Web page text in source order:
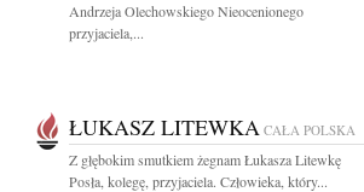
Andrzeja Olechowskiego Nieocenionego
przyjaciela,...
ŁUKASZ LITEWKA CAŁA POLSKA
Z głębokim smutkiem żegnam Łukasza Litewkę
Posła, kolegę, przyjaciela. Człowieka, który...